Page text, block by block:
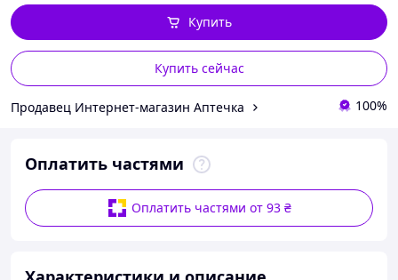
Купить сейчас
Купить
Продавец Интернет-магазин Аптечка 100%
Оплатить частями
Оплатить частями от 93 ₴